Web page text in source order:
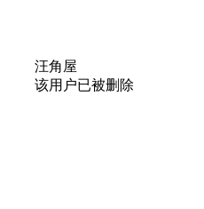
汪角屋
该用户已被删除